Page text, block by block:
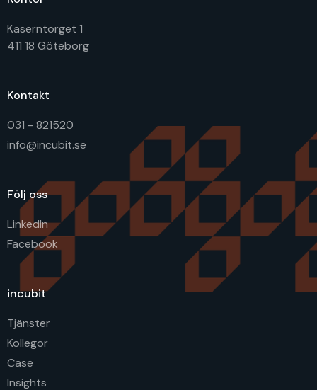
Kaserntorget 1
411 18 Göteborg
Kontakt
031 - 821520
info@incubit.se
Följ oss
LinkedIn
Facebook
incubit
Tjänster
Kollegor
Case
Insights